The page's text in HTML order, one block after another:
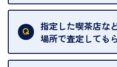
18歳未満の方は、保護
ただけません。
指定した喫茶店な
場所で査定しても
ご自宅以外での査定は